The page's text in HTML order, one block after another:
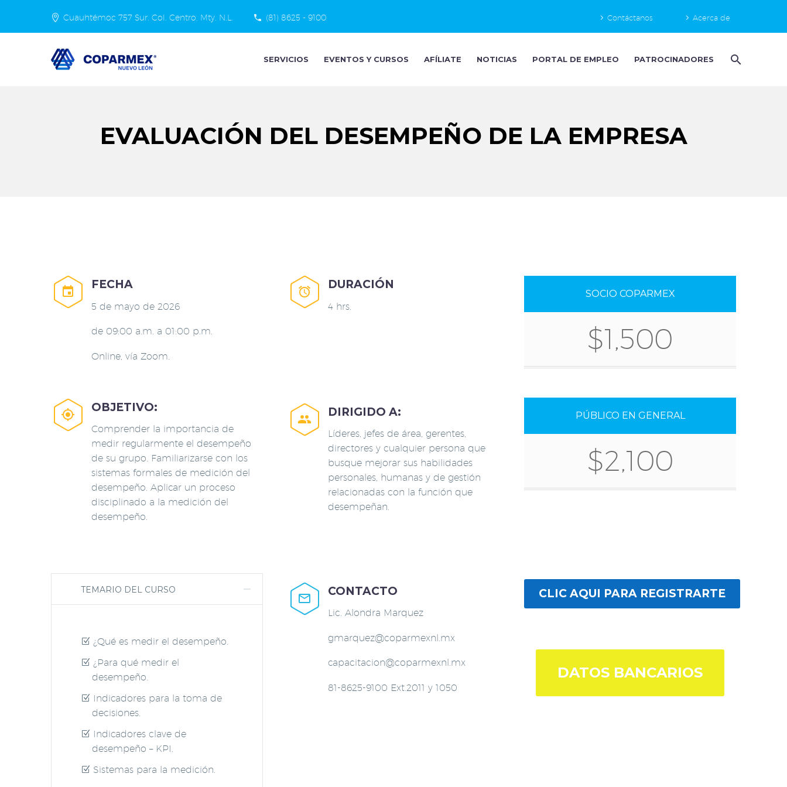
Cuauhtémoc 757 Sur. Col. Centro, Mty. N.L. (81) 8625 - 9100 Contáctanos Acerca de
SERVICIOS EVENTOS Y CURSOS AFÍLIATE NOTICIAS PORTAL DE EMPLEO PATROCINADORES
EVALUACIÓN DEL DESEMPEÑO DE LA EMPRESA


FECHA
5 de mayo de 2026
de 09:00 a.m. a 01:00 p.m.
Online, vía Zoom.


OBJETIVO:
Comprender la importancia de
medir regularmente el desempeño
de su grupo. Familiarizarse con los
sistemas formales de medición del
desempeño. Aplicar un proceso
disciplinado a la medición del
desempeño.
TEMARIO DEL CURSO
¿Qué es medir el desempeño.
¿Para qué medir el
desempeño.
Indicadores para la toma de
decisiones.
Indicadores clave de
desempeño – KPI.
Sistemas para la medición.


DURACIÓN
4 hrs.


DIRIGIDO A:
Líderes, jefes de área, gerentes,
directores y cualquier persona que
busque mejorar sus habilidades
personales, humanas y de gestión
relacionadas con la función que
desempeñan.


CONTACTO
Lic. Alondra Marquez
gmarquez@coparmexnl.mx
capacitacion@coparmexnl.mx
81-8625-9100 Ext.2011 y 1050
SOCIO COPARMEX
$1,500
PÚBLICO EN GENERAL
$2,100
CLIC AQUI PARA REGISTRARTE
DATOS BANCARIOS